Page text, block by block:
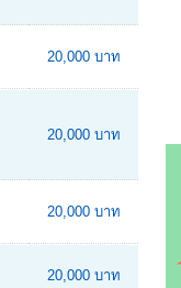
20,000 บาท
20,000 บาท
20,000 บาท
20,000 บาท